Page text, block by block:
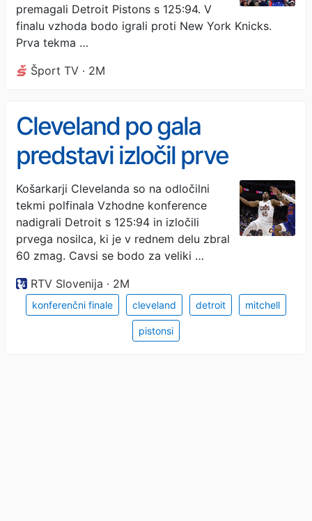
premagali Detroit Pistons s 125:94. V
finalu vzhoda bodo igrali proti New York Knicks.
Prva tekma …
Šport TV · 2M
Cleveland po gala
predstavi izločil prve
nosilce
Košarkarji Clevelanda so na odločilni
tekmi polfinala Vzhodne konference
nadigrali Detroit s 125:94 in izločili
prvega nosilca, ki je v rednem delu zbral
60 zmag. Cavsi se bodo za veliki …
RTV Slovenija · 2M
konferenčni finale cleveland detroit mitchell
pistonsi